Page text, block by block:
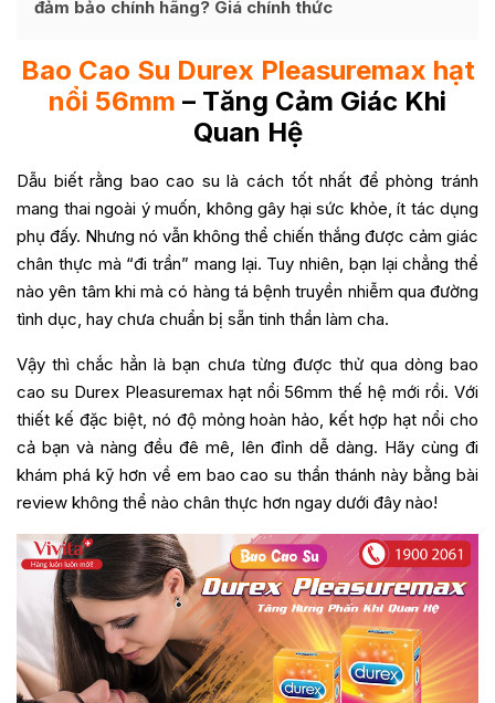
đảm bảo chính hãng? Giá chính thức
Bao Cao Su Durex Pleasuremax hạt
nổi 56mm – Tăng Cảm Giác Khi
Quan Hệ
Dẫu biết rằng bao cao su là cách tốt nhất để phòng tránh
mang thai ngoài ý muốn, không gây hại sức khỏe, ít tác dụng
phụ đấy. Nhưng nó vẫn không thể chiến thắng được cảm giác
chân thực mà “đi trần” mang lại. Tuy nhiên, bạn lại chẳng thể
nào yên tâm khi mà có hàng tá bệnh truyền nhiễm qua đường
tình dục, hay chưa chuẩn bị sẵn tinh thần làm cha.
Vậy thì chắc hẳn là bạn chưa từng được thử qua dòng bao
cao su Durex Pleasuremax hạt nổi 56mm thế hệ mới rồi. Với
thiết kế đặc biệt, nó độ mỏng hoàn hảo, kết hợp hạt nổi cho
cả bạn và nàng đều đê mê, lên đỉnh dễ dàng. Hãy cùng đi
khám phá kỹ hơn về em bao cao su thần thánh này bằng bài
review không thể nào chân thực hơn ngay dưới đây nào!